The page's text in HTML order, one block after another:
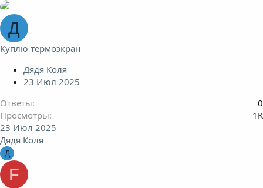
Д
Куплю термоэкран
Дядя Коля
23 Июл 2025
Ответы
0
Просмотры
1K
23 Июл 2025
Дядя Коля
Д
F